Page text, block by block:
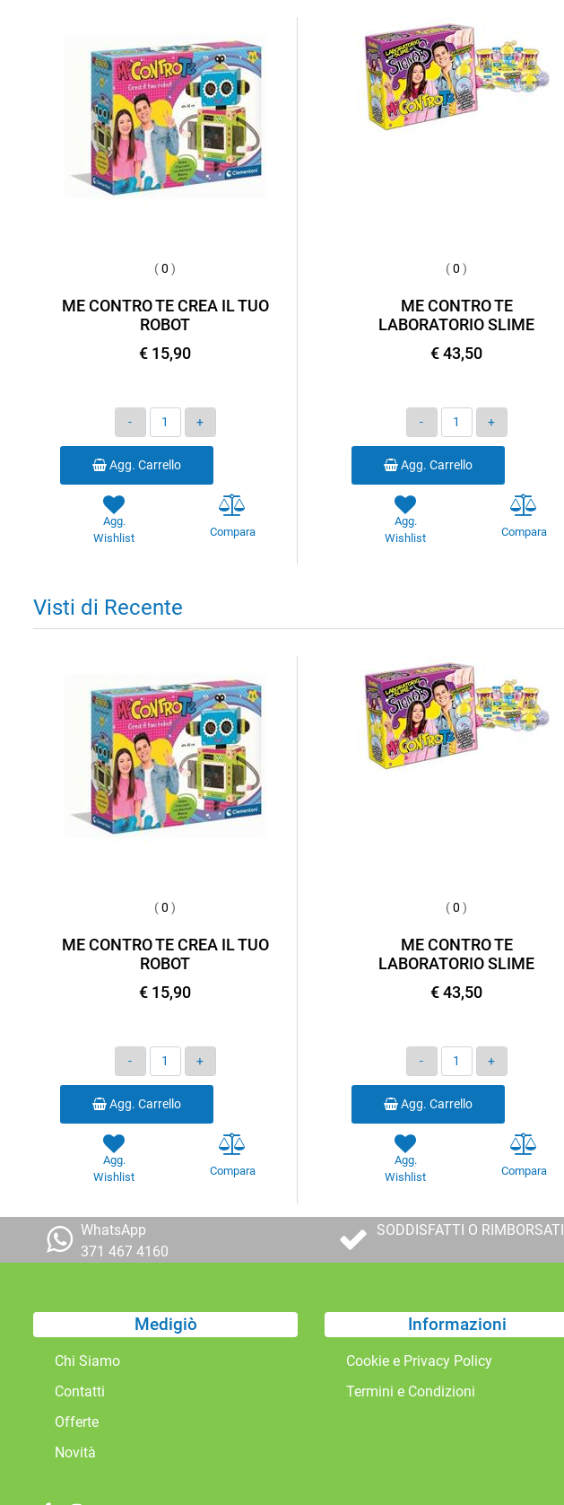
(0 )
ME CONTRO TE CREA IL TUO
ROBOT
€ 15,90
Quantità
Agg. Carrello
Agg.
Wishlist
Compara
(0 )
ME CONTRO TE
LABORATORIO SLIME
€ 43,50
Quantità
Agg. Carrello
Agg.
Wishlist
Compara
Visti di Recente
(0 )
ME CONTRO TE CREA IL TUO
ROBOT
€ 15,90
Quantità
Agg. Carrello
Agg.
Wishlist
Compara
(0 )
ME CONTRO TE
LABORATORIO SLIME
€ 43,50
Quantità
Agg. Carrello
Agg.
Wishlist
Compara
WhatsApp
371 467 4160
SODDISFATTI O RIMBORSATI
Medigiò
Chi Siamo
Contatti
Offerte
Novità
Informazioni
Cookie e Privacy Policy
Termini e Condizioni